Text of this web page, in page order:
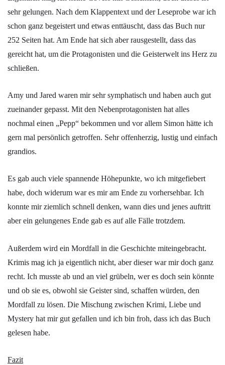
sehr gelungen. Nach dem Klappentext und der Leseprobe war ich
schon ganz begeistert und etwas enttäuscht, dass das Buch nur
252 Seiten hat. Am Ende hat sich aber rausgestellt, dass das
gereicht hat, um die Protagonisten und die Geisterwelt ins Herz zu
schließen.
Amy und Jared waren mir sehr symphatisch und haben auch gut
zueinander gepasst. Mit den Nebenprotagonisten hat alles
nochmal einen „Pepp“ bekommen und vor allem Simon hätte ich
gern mal persönlich getroffen. Sehr offenherzig, lustig und einfach
grandios.
Es gab auch viele spannende Höhepunkte, wo ich mitgefiebert
habe, doch widerum war es mir am Ende zu vorhersehbar. Ich
konnte mir ziemlich schnell denken, wann dies und jenes auftritt
aber ein gelungenes Ende gab es auf alle Fälle trotzdem.
Außerdem wird ein Mordfall in die Geschichte miteingebracht.
Krimis mag ich ja eigentlich nicht, aber dieser war mir doch ganz
recht. Ich musste ab und an viel grübeln, wer es doch sein könnte
und ob sie es, obwohl sie Geister sind, schaffen würden, den
Mordfall zu lösen. Die Mischung zwischen Krimi, Liebe und
Mystery hat mir gut gefallen und ich bin froh, dass ich das Buch
gelesen habe.
Fazit